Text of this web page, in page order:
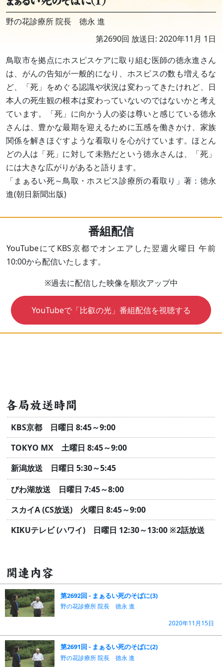
野の花診療所 院長 徳永 進
第2690回 放送日: 2020年11月 1日
鳥取市を拠点にホスピスケアに取り組む医師の徳永進さん
は、がんの告知が一般的になり、ホスピスの数も増えるな
ど、「死」をめぐる認識や状況は変わってきたけれど、日
本人の死生観の根本は変わっていないのではないかと考え
ています。「死」に向かう人の姿は尊いと感じている徳永
さんは、豊かな最期を迎えるために五感を働きかけ、家族
関係を解きほぐすような看取りを心がけています。ほとん
どの人は「死」に対して未熟だという徳永さんは、「死」
には大きな広がりがあると語ります。
「まぁるい死～鳥取・ホスピス診療所の看取り」著：徳永
進(朝日新聞出版)
番組配信
YouTubeにてKBS京都でオンエアした翌週火曜日 午前
10:00から配信いたします。
※過去に配信した映像を順次アップ中
YouTubeで「比叡の光」番組配信を視聴する
各局放送時間
KBS京都 日曜日 8:45～9:00
TOKYO MX 土曜日 8:45～9:00
新潟放送 日曜日 5:30～5:45
びわ湖放送 日曜日 7:45～8:00
スカイA (CS放送) 火曜日 8:45～9:00
KIKUテレビ (ハワイ) 日曜日 12:30～13:00 ※2話放送
関連内容
第2692回 - まぁるい死のそばに(3)
野の花診療所 院長 徳永 進
2020年11月15日
第2691回 - まぁるい死のそばに(2)
野の花診療所 院長 徳永 進